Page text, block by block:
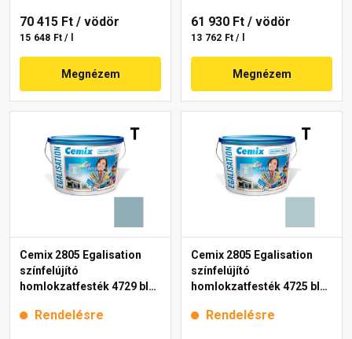
70 415 Ft / vödör
15 648 Ft / l
Megnézem
61 930 Ft / vödör
13 762 Ft / l
Megnézem
Cemix 2805 Egalisation
színfelújító
homlokzatfesték 4729 blue
Rendelésre
Cemix 2805 Egalisation
színfelújító
homlokzatfesték 4725 blue
Rendelésre